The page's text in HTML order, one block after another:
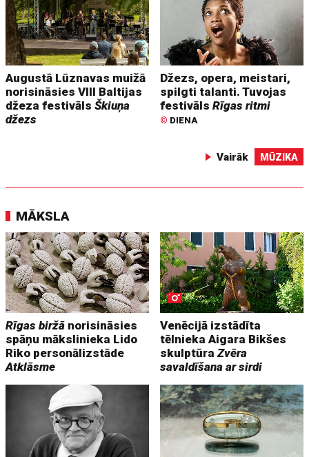
Augustā Lūznavas muižā
norisināsies VIII Baltijas
džeza festivālsŠkiuņa
džezs
Džezs, opera, meistari,
spilgti talanti. Tuvojas
festivālsRīgas ritmi
© DIENA
Vairāk MŪZIKA
MĀKSLA
Rīgas biržā norisināsies
spāņu mākslinieka Lido
Riko personālizstāde
Atklāsme
Venēcijā izstādīta
tēlnieka Aigara Bikšes
skulptūraZvēra
savaldīšana ar sirdi